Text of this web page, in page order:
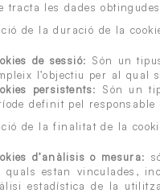
tracta les dades
de la duració de la
de sessió: Són un
l’objectiu per al qual
persistents: Són un
definit pel
de la finalitat de la
d’anàlisis o mesura:
quals estan vinculades,
estadística de la